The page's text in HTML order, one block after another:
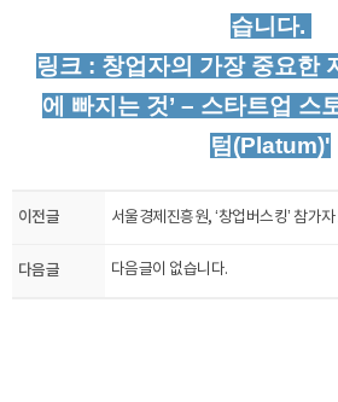
습니다.
링크 : 창업자의 가장 중요한
에 빠지는 것’ – 스타트업 스
텀(Platum)'
이전글 서울경제진흥원, ‘창업버스킹’ 참가자
다음글 다음글이 없습니다.